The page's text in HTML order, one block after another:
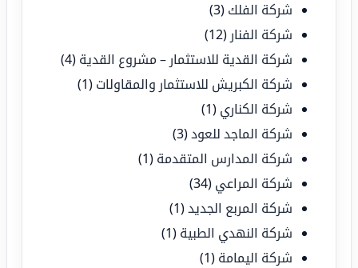
شركة الفلك (3)
شركة الفنار (12)
شركة القدية للاستثمار – مشروع القدية (4)
شركة الكبريش للاستثمار والمقاولات (1)
شركة الكناري (1)
شركة الماجد للعود(3)
شركة المدارس المتقدمة (1)
شركة المراعي (34)
شركة المربع الجديد(1)
شركة النهدي الطبية (1)
شركة اليمامة (1)